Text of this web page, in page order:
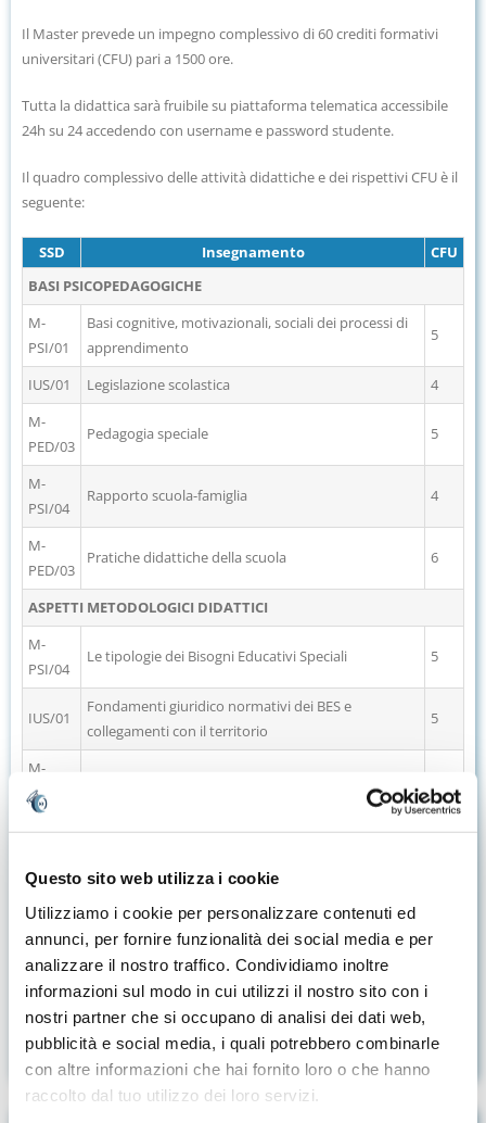
Questo sito web utilizza i cookie
Utilizziamo i cookie per personalizzare contenuti ed
annunci, per fornire funzionalità dei social media e per
analizzare il nostro traffico. Condividiamo inoltre
informazioni sul modo in cui utilizzi il nostro sito con i
nostri partner che si occupano di analisi dei dati web,
pubblicità e social media, i quali potrebbero combinarle
con altre informazioni che hai fornito loro o che hanno
raccolto dal tuo utilizzo dei loro servizi.
Il Master prevede un impegno complessivo di 60 crediti formativi
universitari (CFU) pari a 1500 ore.
Tutta la didattica sarà fruibile su piattaforma telematica accessibile
24h su 24 accedendo con username e password studente.
Il quadro complessivo delle attività didattiche e dei rispettivi CFU è il
seguente:
SSD Insegnamento
CFU
BASI PSICOPEDAGOGICHE
M-
PSI/01
Basi cognitive, motivazionali, sociali dei processi di
apprendimento
5
IUS/01 Legislazione scolastica
4
M-
PED/03
Pedagogia speciale 5
M-
PSI/04
Rapporto scuola-famiglia 4
M-
PED/03
Pratiche didattiche della scuola 6
ASPETTI METODOLOGICI DIDATTICI
M-
PSI/04
Le tipologie dei Bisogni Educativi Speciali 5
IUS/01
Fondamenti giuridico normativi dei BES e
collegamenti con il territorio
5
M-
PED/03
M-
INF/01
Processi e metodi di apprendimento sociale 5
M-
PED/04
La promozione dell’inclusione scolastica nel caso di
BES
Prova finale 1